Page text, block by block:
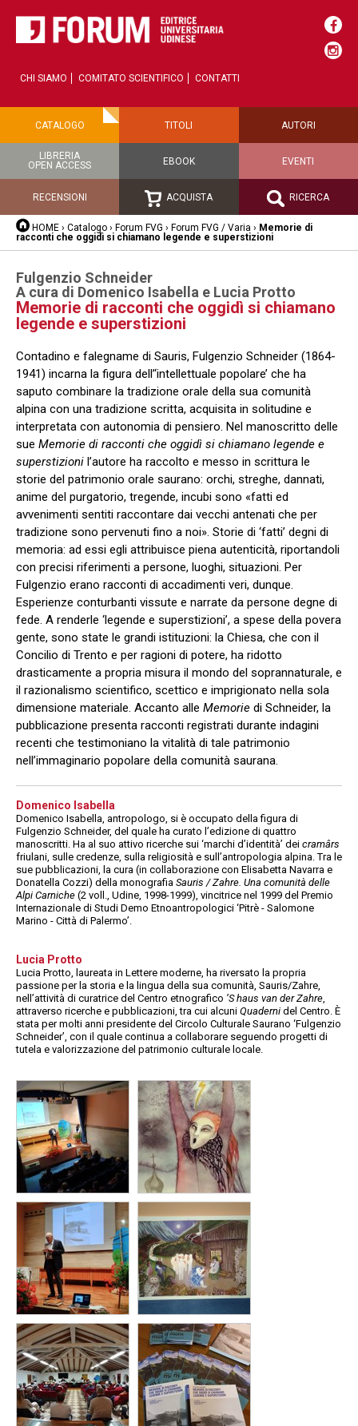
CHI SIAMO COMITATO SCIENTIFICO CONTATTI
CATALOGO TITOLI AUTORI
LIBRERIA
OPEN ACCESS
EBOOK EVENTI
RECENSIONI ACQUISTA RICERCA
HOME › Catalogo › Forum FVG › Forum FVG / Varia › Memorie di
racconti che oggidì si chiamano legende e superstizioni
Fulgenzio Schneider
A cura di Domenico Isabella e Lucia Protto
Memorie di racconti che oggidì si chiamano
legende e superstizioni
Contadino e falegname di Sauris, Fulgenzio Schneider (1864-
1941) incarna la figura dell’‘intellettuale popolare’ che ha
saputo combinare la tradizione orale della sua comunità
alpina con una tradizione scritta, acquisita in solitudine e
interpretata con autonomia di pensiero. Nel manoscritto delle
sue Memorie di racconti che oggidì si chiamano legende e
superstizioni l’autore ha raccolto e messo in scrittura le
storie del patrimonio orale saurano: orchi, streghe, dannati,
anime del purgatorio, tregende, incubi sono «fatti ed
avvenimenti sentiti raccontare dai vecchi antenati che per
tradizione sono pervenuti fino a noi». Storie di ‘fatti’ degni di
memoria: ad essi egli attribuisce piena autenticità, riportandoli
con precisi riferimenti a persone, luoghi, situazioni. Per
Fulgenzio erano racconti di accadimenti veri, dunque.
Esperienze conturbanti vissute e narrate da persone degne di
fede. A renderle ‘legende e superstizioni’, a spese della povera
gente, sono state le grandi istituzioni: la Chiesa, che con il
Concilio di Trento e per ragioni di potere, ha ridotto
drasticamente a propria misura il mondo del soprannaturale, e
il razionalismo scientifico, scettico e imprigionato nella sola
dimensione materiale. Accanto alle Memorie di Schneider, la
pubblicazione presenta racconti registrati durante indagini
recenti che testimoniano la vitalità di tale patrimonio
nell’immaginario popolare della comunità saurana.
Domenico Isabella
Domenico Isabella, antropologo, si è occupato della figura di
Fulgenzio Schneider, del quale ha curato l’edizione di quattro
manoscritti. Ha al suo attivo ricerche sui ‘marchi d’identità’ dei cramârs
friulani, sulle credenze, sulla religiosità e sull’antropologia alpina. Tra le
sue pubblicazioni, la cura (in collaborazione con Elisabetta Navarra e
Donatella Cozzi) della monografia Sauris / Zahre. Una comunità delle
Alpi Carniche (2 voll., Udine, 1998-1999), vincitrice nel 1999 del Premio
Internazionale di Studi Demo Etnoantropologici ‘Pitrè - Salomone
Marino - Città di Palermo’.
Lucia Protto
Lucia Protto, laureata in Lettere moderne, ha riversato la propria
passione per la storia e la lingua della sua comunità, Sauris/Zahre,
nell’attività di curatrice del Centro etnografico ’S haus van der Zahre,
attraverso ricerche e pubblicazioni, tra cui alcuni Quaderni del Centro. È
stata per molti anni presidente del Circolo Culturale Saurano ‘Fulgenzio
Schneider’, con il quale continua a collaborare seguendo progetti di
tutela e valorizzazione del patrimonio culturale locale.